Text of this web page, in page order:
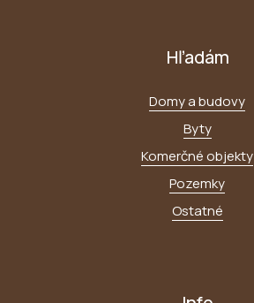
Hľadám
Domy a budovy
Byty
Komerčné objekty
Pozemky
Ostatné